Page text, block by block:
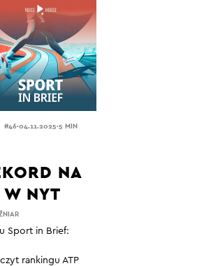
#46.04.11.2025.5 MIN
NA
W NYT
Sport in Brief:
rankingu ATP